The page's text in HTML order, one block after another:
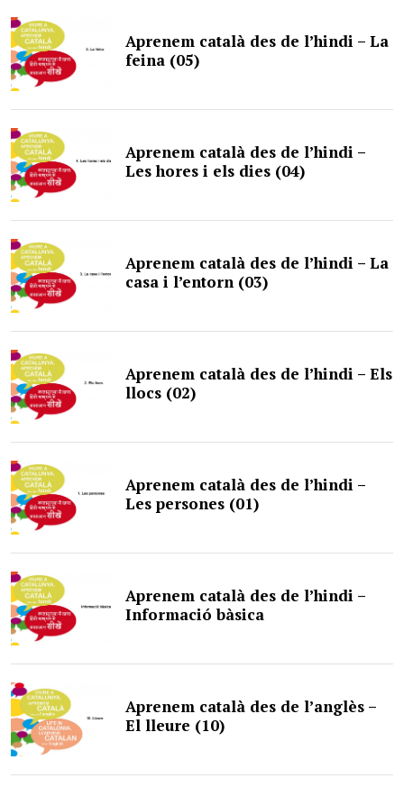
Aprenem català des de l’hindi – La
feina (05)
Aprenem català des de l’hindi –
Les hores i els dies (04)
Aprenem català des de l’hindi – La
casa i l’entorn (03)
Aprenem català des de l’hindi – Els
llocs (02)
Aprenem català des de l’hindi –
Les persones (01)
Aprenem català des de l’hindi –
Informació bàsica
Aprenem català des de l’anglès –
El lleure (10)